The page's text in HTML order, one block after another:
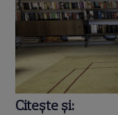
Citește și: